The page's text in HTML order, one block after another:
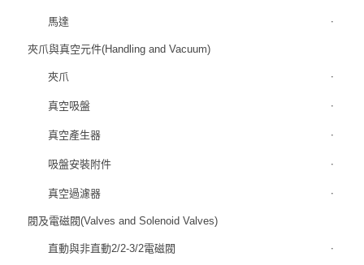
馬達
夾爪與真空元件(Handling and Vacuum)
夾爪
真空吸盤
真空產生器
吸盤安裝附件
真空過濾器
閥及電磁閥(Valves and Solenoid Valves)
直動與非直動2/2-3/2電磁閥